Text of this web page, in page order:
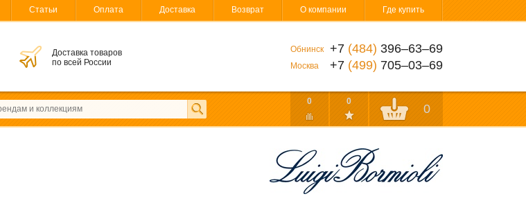
Статьи Оплата Доставка Возврат О компании Где купить
Доставка товаров
по всей России
Обнинск +7 (484) 396‒63‒69
Москва +7 (499) 705‒03‒69
0 0
0